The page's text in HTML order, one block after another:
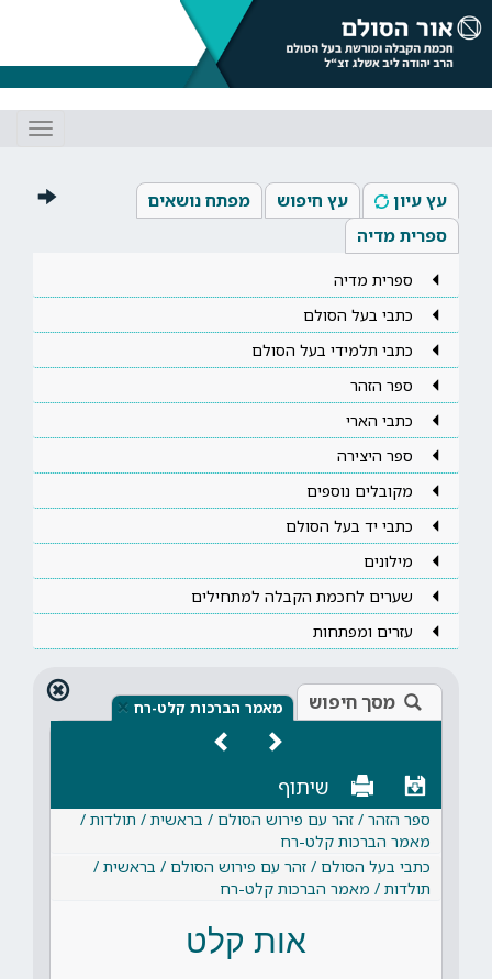
עץ עיון עץ חיפוש
מפתח נושאים
ספרית מדיה
ספרית מדיה
כתבי בעל הסולם
כתבי תלמידי בעל הסולם
ספר הזהר
כתבי הארי
ספר היצירה
מקובלים נוספים
כתבי יד בעל הסולם
מילונים
שערים לחכמת הקבלה למתחילים
עזרים ומפתחות
מסך חיפוש מאמר הברכות קלט-רח ×
שיתוף
ספר הזהר / זהר עם פירוש הסולם / בראשית / תולדות /
מאמר הברכות קלט-רח
כתבי בעל הסולם / זהר עם פירוש הסולם / בראשית /
תולדות / מאמר הברכות קלט-רח
אות קלט